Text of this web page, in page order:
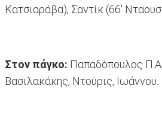
Κατσιαράβα), Σαντίκ (66'
Στον πάγκο: Παπαδόπουλος
Βασιλακάκης, Ντούρις, Ιωάννου.